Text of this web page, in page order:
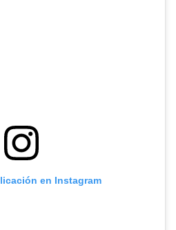
en Instagram